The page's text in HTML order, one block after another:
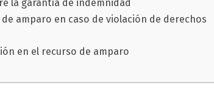
la garantía de indemnidad
amparo en caso de violación de derechos
en el recurso de amparo